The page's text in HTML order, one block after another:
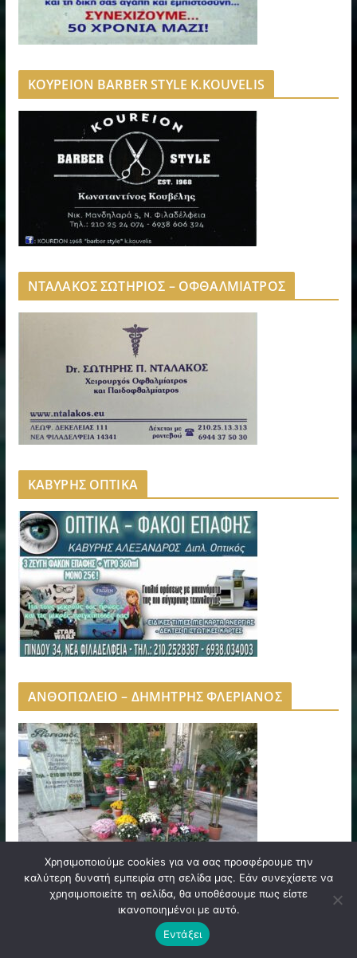
ΚΟΥΡΕΙΟΝ BARBER STYLE K.KOUVELIS
ΝΤΑΛΑΚΟΣ ΣΩΤΗΡΙΟΣ – ΟΦΘΑΛΜΙΑΤΡΟΣ
ΚΑΒΥΡΗΣ ΟΠΤΙΚΑ
ΑΝΘΟΠΩΛΕΙΟ – ΔΗΜΗΤΡΗΣ ΦΛΕΡΙΑΝΟΣ
Χρησιμοποιούμε cookies για να σας προσφέρουμε την
καλύτερη δυνατή εμπειρία στη σελίδα μας. Εάν συνεχίσετε να
χρησιμοποιείτε τη σελίδα, θα υποθέσουμε πως είστε
ικανοποιημένοι με αυτό.
Εντάξει